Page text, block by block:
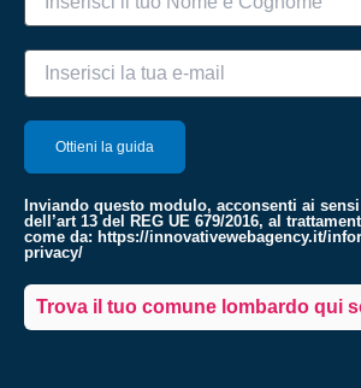
Inviando questo modulo, acconsenti ai
dell’art 13 del REG UE 679/2016, al
come da: https://innovativewebagency.it/
privacy/
Trova il tuo comune lombardo qui